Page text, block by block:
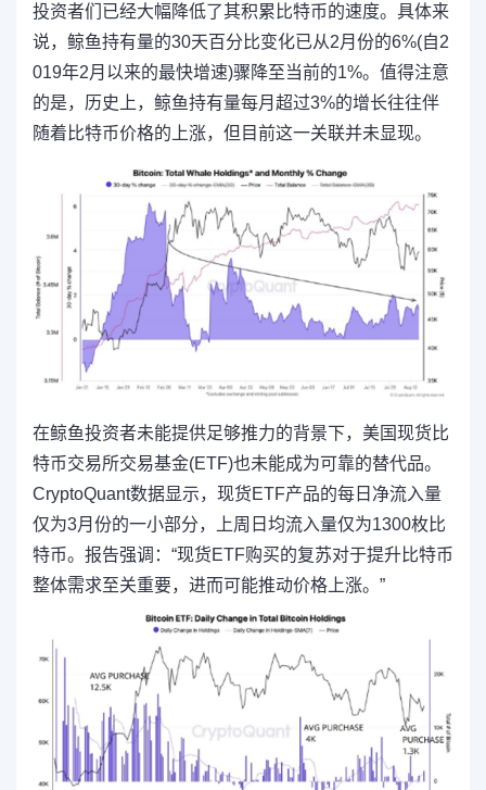
投资者们已经大幅降低了其积累比特币的速度。具体来
说，鲸鱼持有量的30天百分比变化已从2月份的6%(自2
019年2月以来的最快增速)骤降至当前的1%。值得注意
的是，历史上，鲸鱼持有量每月超过3%的增长往往伴
随着比特币价格的上涨，但目前这一关联并未显现。
在鲸鱼投资者未能提供足够推力的背景下，美国现货比
特币交易所交易基金(ETF)也未能成为可靠的替代品。
CryptoQuant数据显示，现货ETF产品的每日净流入量
仅为3月份的一小部分，上周日均流入量仅为1300枚比
特币。报告强调：“现货ETF购买的复苏对于提升比特币
整体需求至关重要，进而可能推动价格上涨。”